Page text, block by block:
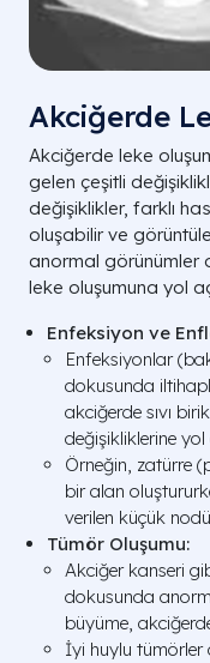
Akciğerde
Akciğerde leke
gelen çeşitli
değişiklikler, farklı
oluşabilir ve
anormal görünümler
leke oluşumuna yol
Enfeksiyon ve
Enfeksiyonlar
dokusunda
akciğerde sıvı
değişikliklerine
Örneğin, zatürre
bir alan
verilen küçük
Tümör Oluşumu:
Akciğer kanseri
dokusunda
büyüme,
İyi huylu tümörler